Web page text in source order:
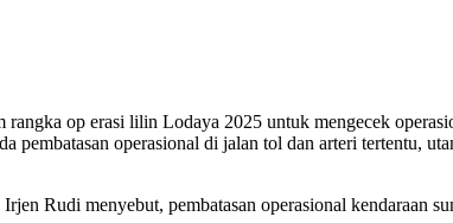
op erasi lilin Lodaya 2025 untuk mengecek
operasional di jalan tol dan arteri tertentu,
Rudi menyebut, pembatasan operasional kendaraan